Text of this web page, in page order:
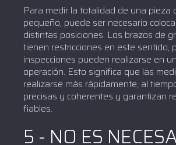
Para medir la totalidad de una pieza
pequeño, puede ser necesario
distintas posiciones. Los brazos de
tienen restricciones en este sentido,
inspecciones pueden realizarse en
operación. Esto significa que las
realizarse más rápidamente, al
precisas y coherentes y garantizan
fiables.
5 - NO ES